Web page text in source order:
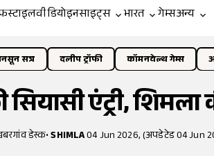
वीडियोइनसाइट्स भारत गेम्सअन्य
सत्र दलीप ट्रॉफी कॉमनवेल्थ गेम्स
एंट्री,
डेस्क•SHIMLA04 Jun 2026, (अपडेटेड 04 Jun